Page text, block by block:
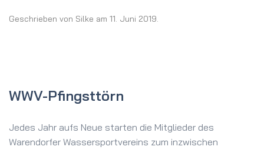
Geschrieben von Silke am 11. Juni 2019.
WWV-Pfingsttörn
Jedes Jahr aufs Neue starten die Mitglieder des
Warendorfer Wassersportvereins zum inzwischen